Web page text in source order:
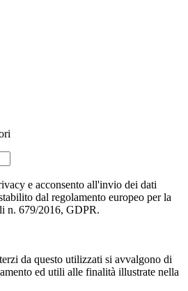
e acconsento all'invio dei dati
dal regolamento europeo per la
n. 679/2016, GDPR.
da questo utilizzati si avvalgono di
ed utili alle finalità illustrate nella